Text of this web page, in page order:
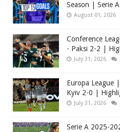
Season | Serie
August 01, 2026
Conference
- Paksi 2-2 |
July 31, 2026
Europa
Kyiv 2-0 |
July 31, 2026
Serie A 2025-